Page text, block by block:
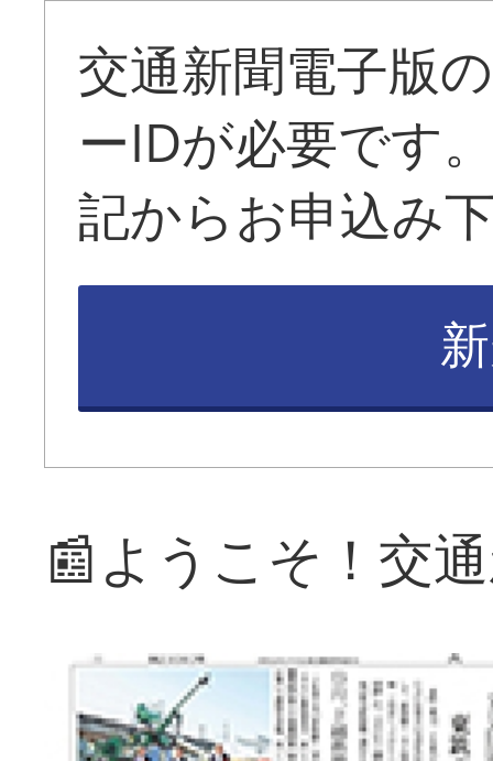
交通新聞電子版
ーIDが必要です
記からお申込み
📰ようこそ！交